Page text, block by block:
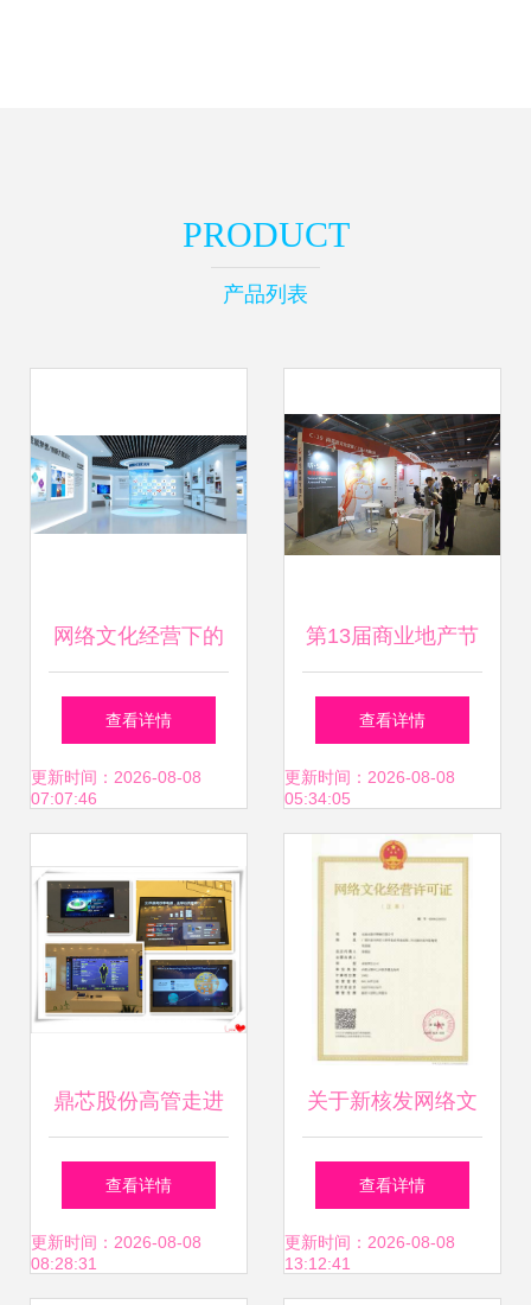
PRODUCT
产品列表
网络文化经营下的
营销型企业文化展
厅 诠释与落地之道
查看详情
更新时间：2026-08-08
07:07:46
第13届商业地产节
圆满落幕 以网络文
化经营重塑商业新
生态
查看详情
更新时间：2026-08-08
05:34:05
鼎芯股份高管走进
世界500强企业中
国华为科技，共探
查看详情
更新时间：2026-08-08
08:28:31
关于新核发网络文
化经营许可证的公
示（编号
查看详情
更新时间：2026-08-08
13:12:41